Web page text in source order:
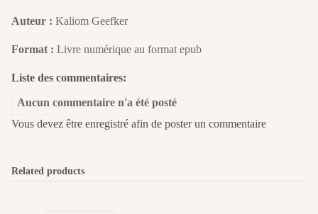
Auteur : Kaliom Geefker
Format : Livre numérique au format epub
Liste des commentaires:
Aucun commentaire n'a été posté
Vous devez être enregistré afin de poster un commentaire
Related products